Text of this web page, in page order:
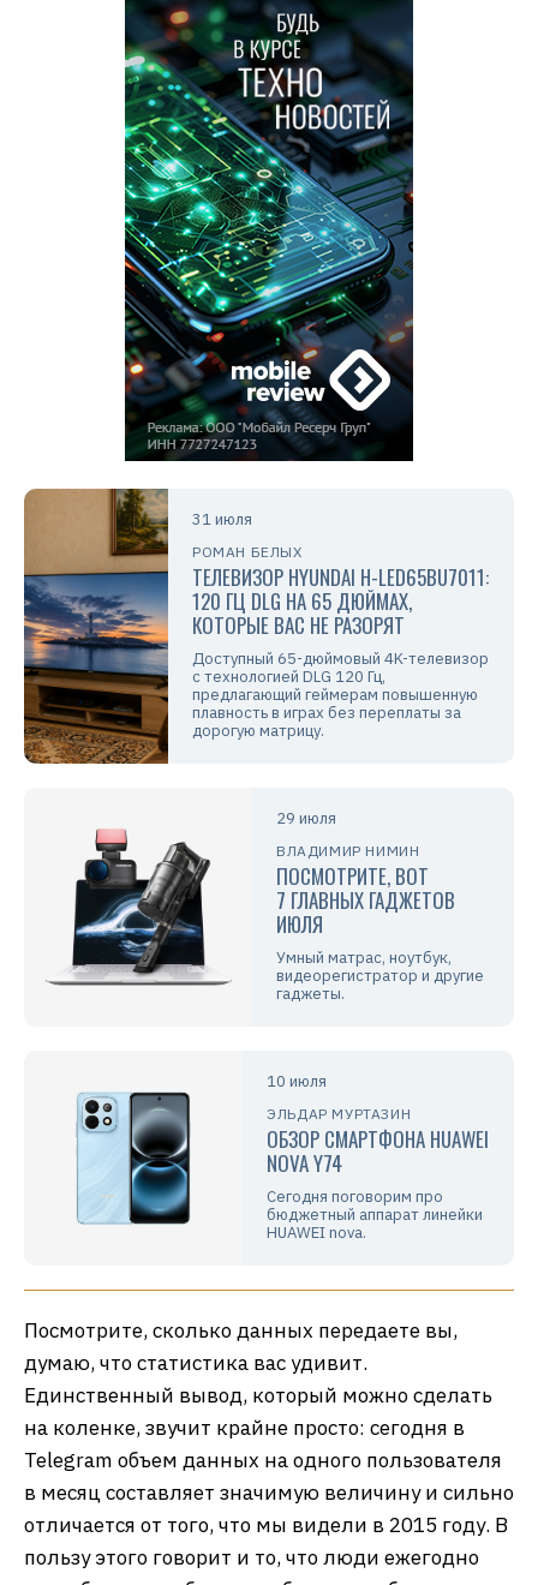
31 июля
РОМАН БЕЛЫХ
ТЕЛЕВИЗОР HYUNDAI H-LED65BU7011:
120 ГЦ DLG НА 65 ДЮЙМАХ,
КОТОРЫЕ ВАС НЕ РАЗОРЯТ
Доступный 65-дюймовый 4K-телевизор
с технологией DLG 120 Гц,
предлагающий геймерам повышенную
плавность в играх без переплаты за
дорогую матрицу.
29 июля
ВЛАДИМИР НИМИН
ПОСМОТРИТЕ, ВОТ
7 ГЛАВНЫХ ГАДЖЕТОВ
ИЮЛЯ
Умный матрас, ноутбук,
видеорегистратор и другие
гаджеты.
10 июля
ЭЛЬДАР МУРТАЗИН
ОБЗОР СМАРТФОНА HUAWEI
NOVA Y74
Сегодня поговорим про
бюджетный аппарат линейки
HUAWEI nova.
Посмотрите, сколько данных передаете вы,
думаю, что статистика вас удивит.
Единственный вывод, который можно сделать
на коленке, звучит крайне просто: сегодня в
Telegram объем данных на одного пользователя
в месяц составляет значимую величину и сильно
отличается от того, что мы видели в 2015 году. В
пользу этого говорит и то, что люди ежегодно